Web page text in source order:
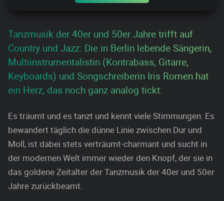
Tanzmusik der 40er und 50er Jahre trifft auf
Country und Jazz: Die in Berlin lebende Sängerin,
Multiinstrumentalistin (Kontrabass, Gitarre,
Keyboards) und Songschreiberin Iris Romen hat
ein Herz, das noch ganz analog tickt.
Es träumt und es tanzt und kennt viele Stimmungen. Es
bewandert täglich die dünne Linie zwischen Dur und
Moll, ist dabei stets verträumt-charmant und sucht in
der modernen Welt immer wieder den Knopf, der sie in
das goldene Zeitalter der Tanzmusik der 40er und 50er
Jahre zurückbeamt.